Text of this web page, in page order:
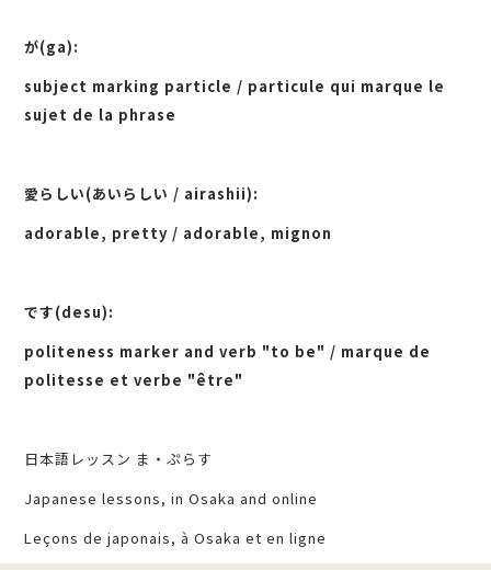
が(ga):
subject marking particle / particule qui marque le
sujet de la phrase
愛らしい(あいらしい / airashii):
adorable, pretty / adorable, mignon
です(desu):
politeness marker and verb "to be" / marque de
politesse et verbe "être"
日本語レッスン ま・ぷらす
Japanese lessons, in Osaka and online
Leçons de japonais, à Osaka et en ligne